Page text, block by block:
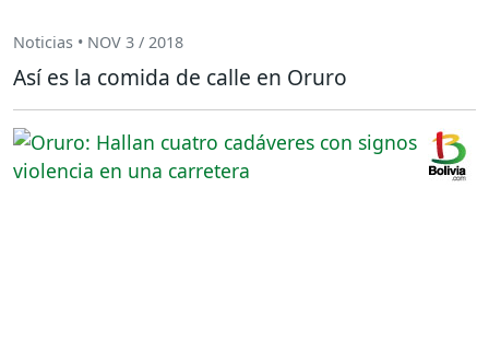
Noticias • NOV 3 / 2018
Así es la comida de calle en Oruro